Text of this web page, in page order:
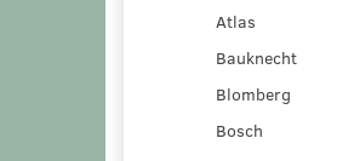
Atlas
Bauknecht
Blomberg
Bosch